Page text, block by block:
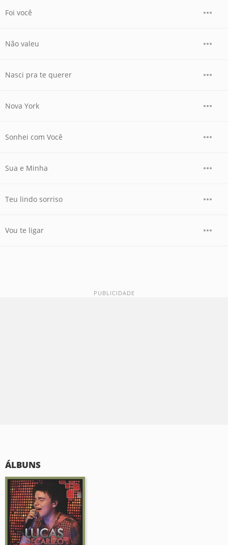
Foi você
Não valeu
Nasci pra te querer
Nova York
Sonhei com Você
Sua e Minha
Teu lindo sorriso
Vou te ligar
ÁLBUNS